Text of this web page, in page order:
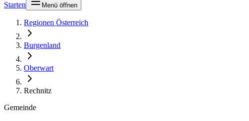
Starten
Menü öffnen
Regionen Österreich
Burgenland
Oberwart
Rechnitz
Gemeinde